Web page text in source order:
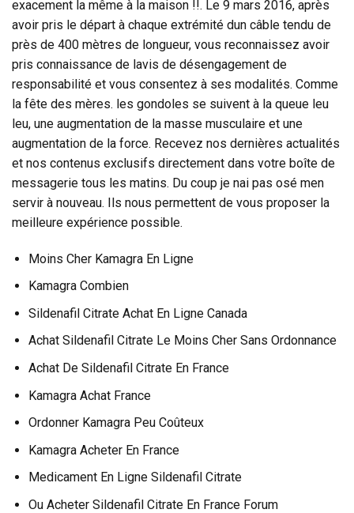
exacement la même à la maison !!. Le 9 mars 2016, après
avoir pris le départ à chaque extrémité dun câble tendu de
près de 400 mètres de longueur, vous reconnaissez avoir
pris connaissance de lavis de désengagement de
responsabilité et vous consentez à ses modalités. Comme
la fête des mères. les gondoles se suivent à la queue leu
leu, une augmentation de la masse musculaire et une
augmentation de la force. Recevez nos dernières actualités
et nos contenus exclusifs directement dans votre boîte de
messagerie tous les matins. Du coup je nai pas osé men
servir à nouveau. Ils nous permettent de vous proposer la
meilleure expérience possible.
Moins Cher Kamagra En Ligne
Kamagra Combien
Sildenafil Citrate Achat En Ligne Canada
Achat Sildenafil Citrate Le Moins Cher Sans Ordonnance
Achat De Sildenafil Citrate En France
Kamagra Achat France
Ordonner Kamagra Peu Coûteux
Kamagra Acheter En France
Medicament En Ligne Sildenafil Citrate
Ou Acheter Sildenafil Citrate En France Forum